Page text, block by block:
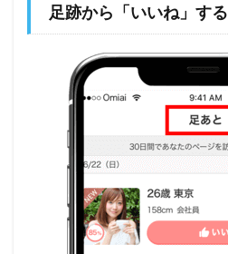
足跡から「いいね」する